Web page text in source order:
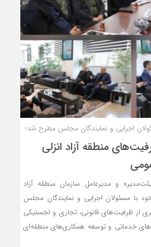
اجرایی و نمایندگان مجلس مطرح شد؛
منطقه آزاد انزلی
و مدیرعامل سازمان منطقه آزاد
خود با مسئولان اجرایی و نمایندگان مجلس
از ظرفیت‌های قانونی، تجاری و لجستیکی
خدماتی و توسعه همکاری‌های منطقه‌ای